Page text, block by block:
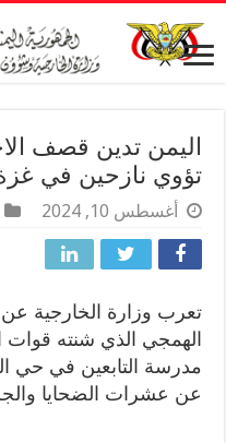
اليمن تدين قصف
تؤوي نازحين في
أغسطس 10, 2024
تعرب وزارة الخارجية عن
الهمجي الذي شنته قوات
مدرسة التابعين في حي
عن عشرات الضحايا